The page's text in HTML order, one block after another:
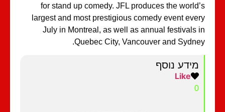
for stand up comedy. JFL produces the
largest and most prestigious comedy event
July in Montreal, as well as annual festivals
Quebec City, Vancouver and
מידע נוסף